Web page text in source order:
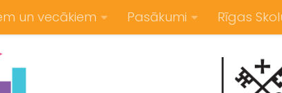
un vecākiem Pasākumi Rīgas